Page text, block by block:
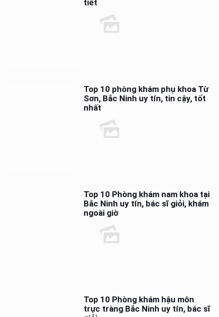
tiết
Top 10 phòng khám phụ khoa Từ
Sơn, Bắc Ninh uy tín, tin cậy, tốt
nhất
Top 10 Phòng khám nam khoa tại
Bắc Ninh uy tín, bác sĩ giỏi, khám
ngoài giờ
Top 10 Phòng khám hậu môn
trực tràng Bắc Ninh uy tín, bác sĩ